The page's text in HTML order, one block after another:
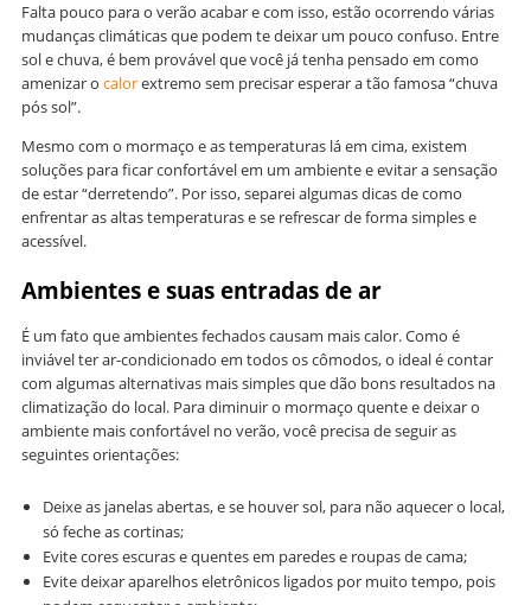
Falta pouco para o verão acabar e com isso, estão ocorrendo várias
mudanças climáticas que podem te deixar um pouco confuso. Entre
sol e chuva, é bem provável que você já tenha pensado em como
amenizar o calorextremo sem precisar esperar a tão famosa “chuva
pós sol”.
Mesmo com o mormaço e as temperaturas lá em cima, existem
soluções para ficar confortável em um ambiente e evitar a sensação
de estar “derretendo”. Por isso, separei algumas dicas de como
enfrentar as altas temperaturas e se refrescar de forma simples e
acessível.
Ambientes e suas entradas de ar
É um fato que ambientes fechados causam mais calor. Como é
inviável ter ar-condicionado em todos os cômodos, o ideal é contar
com algumas alternativas mais simples que dão bons resultados na
climatização do local. Para diminuir o mormaço quente e deixar o
ambiente mais confortável no verão, você precisa de seguir as
seguintes orientações:
Deixe as janelas abertas, e se houver sol, para não aquecer o local,
só feche as cortinas;
Evite cores escuras e quentes em paredes e roupas de cama;
Evite deixar aparelhos eletrônicos ligados por muito tempo, pois